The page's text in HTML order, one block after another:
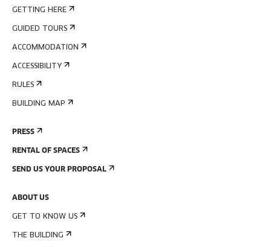
GETTING HERE
GUIDED TOURS
ACCOMMODATION
ACCESSIBILITY
RULES
BUILDING MAP
PRESS
RENTAL OF SPACES
SEND US YOUR PROPOSAL
ABOUT US
GET TO KNOW US
THE BUILDING